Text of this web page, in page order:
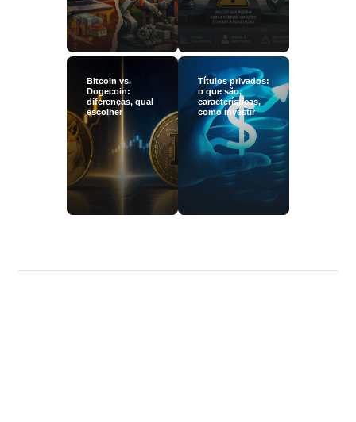
Bitcoin vs.
Dogecoin:
diferenças, qual
escolher
Títulos privados:
o que são,
características,
como investir